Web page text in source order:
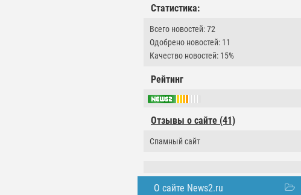
Статистика:
Всего новостей: 72
Одобрено новостей: 11
Качество новостей: 15%
Рейтинг
Отзывы о сайте (41)
Спамный сайт
О сайте News2.ru